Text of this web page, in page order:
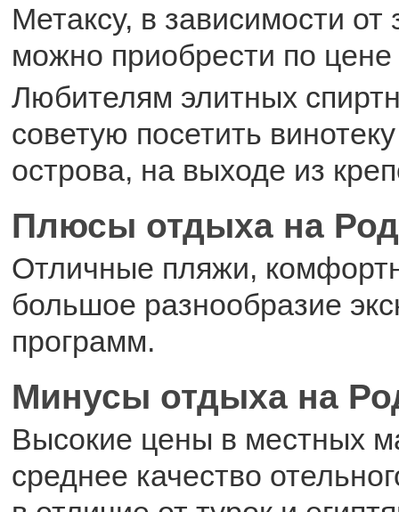
Метаксу, в зависимости от
можно приобрести по
Любителям элитных
советую посетить
острова, на выходе из
Плюсы отдыха на
Отличные пляжи,
большое разнообразие
программ.
Минусы отдыха на
Высокие цены в местных
среднее качество